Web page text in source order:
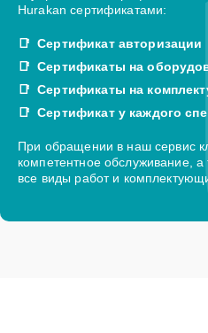
Hurakan сертификатами:
Сертификат авторизации
Сертификаты на
Сертификаты на
Сертификат у каждого
При обращении в наш сервис
компетентное обслуживание,
все виды работ и